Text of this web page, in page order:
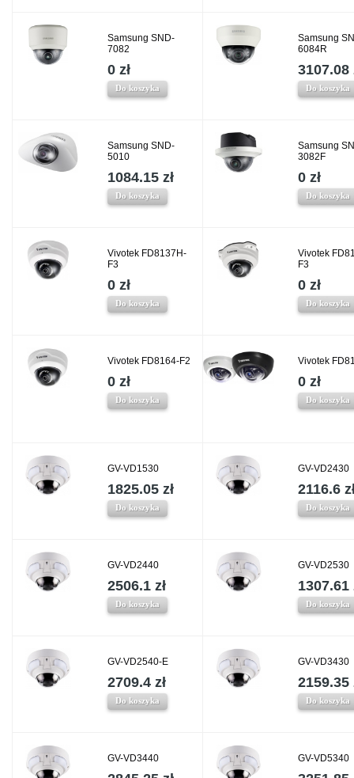
Samsung SND-
7082
0 zł
Do koszyka
Samsung
6084R
3107.08
Do koszyka
Samsung SND-
5010
1084.15 zł
Do koszyka
Samsung
3082F
0 zł
Do koszyka
Vivotek FD8137H-
F3
0 zł
Do koszyka
Vivotek
F3
0 zł
Do koszyka
Vivotek FD8164-F2
0 zł
Do koszyka
Vivotek
0 zł
Do koszyka
GV-VD1530
1825.05 zł
Do koszyka
GV-VD2430
2116.6
Do koszyka
GV-VD2440
2506.1 zł
Do koszyka
GV-VD2530
1307.61
Do koszyka
GV-VD2540-E
2709.4 zł
Do koszyka
GV-VD3430
2159.35
Do koszyka
GV-VD3440 GV-VD5340